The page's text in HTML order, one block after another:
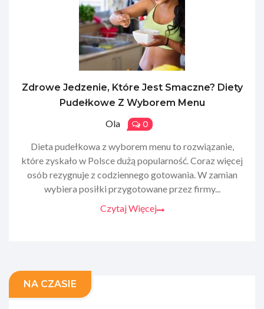
Zdrowe Jedzenie, Które Jest Smaczne? Diety
Pudełkowe Z Wyborem Menu
Ola
0
Dieta pudełkowa z wyborem menu to rozwiązanie,
które zyskało w Polsce dużą popularność. Coraz więcej
osób rezygnuje z codziennego gotowania. W zamian
wybiera posiłki przygotowane przez firmy...
Czytaj Więcej
NA CZASIE